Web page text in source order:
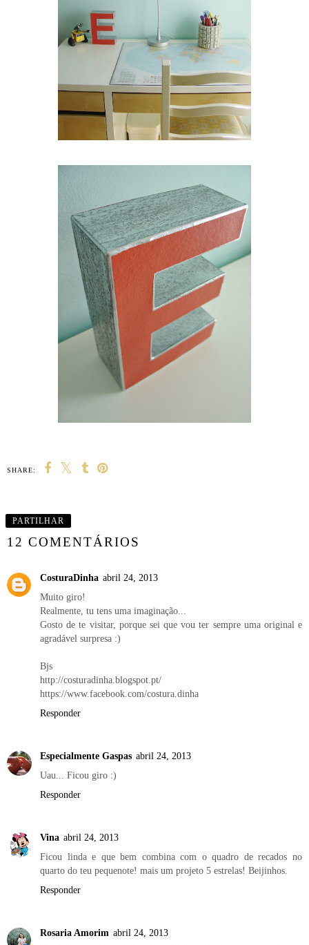
SHARE:
PARTILHAR
12 COMENTÁRIOS
CosturaDinha abril 24, 2013
Muito giro!
Realmente, tu tens uma imaginação...
Gosto de te visitar, porque sei que vou ter sempre uma original e
agradável surpresa :)
Bjs
http://costuradinha.blogspot.pt/
https://www.facebook.com/costura.dinha
Responder
Especialmente Gaspas abril 24, 2013
Uau... Ficou giro :)
Responder
Vina abril 24, 2013
Ficou linda e que bem combina com o quadro de recados no
quarto do teu pequenote! mais um projeto 5 estrelas! Beijinhos.
Responder
Rosaria Amorim abril 24, 2013